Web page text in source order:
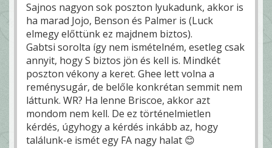
Sajnos nagyon sok poszton lyukadunk, akkor is
ha marad Jojo, Benson és Palmer is (Luck
elmegy előttünk ez majdnem biztos).
Gabtsi sorolta így nem ismételném, esetleg csak
annyit, hogy S biztos jön és kell is. Mindkét
poszton vékony a keret. Ghee lett volna a
reménysugár, de belőle konkrétan semmit nem
láttunk. WR? Ha lenne Briscoe, akkor azt
mondom nem kell. De ez történelmietlen
kérdés, úgyhogy a kérdés inkább az, hogy
találunk-e ismét egy FA nagy halat 😊